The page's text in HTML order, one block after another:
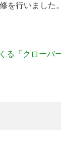
を行いました。
る「クローバ